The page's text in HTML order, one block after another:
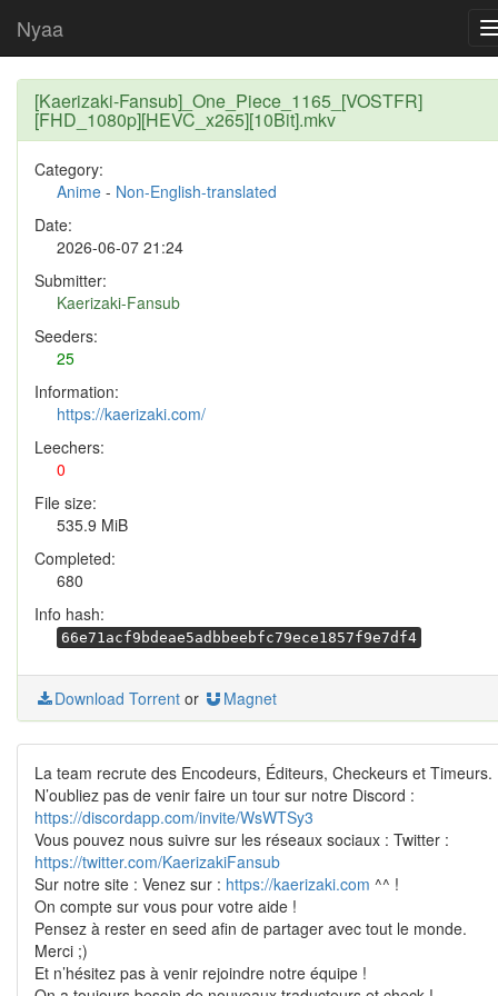
Nyaa
[Kaerizaki-Fansub]_One_Piece_1165_[VOSTFR]
[FHD_1080p][HEVC_x265][10Bit].mkv
Category:
Anime - Non-English-translated
Date:
2026-06-07 21:24
Submitter:
Kaerizaki-Fansub
Seeders:
25
Information:
https://kaerizaki.com/
Leechers:
0
File size:
535.9 MiB
Completed:
680
Info hash:
66e71acf9bdeae5adbbeebfc79ece1857f9e7df4
Download Torrent or Magnet
La team recrute des Encodeurs, Éditeurs, Checkeurs et Timeurs.
N’oubliez pas de venir faire un tour sur notre Discord :
https://discordapp.com/invite/WsWTSy3
Vous pouvez nous suivre sur les réseaux sociaux : Twitter :
https://twitter.com/KaerizakiFansub
Sur notre site : Venez sur : https://kaerizaki.com ^^ !
On compte sur vous pour votre aide !
Pensez à rester en seed afin de partager avec tout le monde.
Merci ;)
Et n’hésitez pas à venir rejoindre notre équipe !